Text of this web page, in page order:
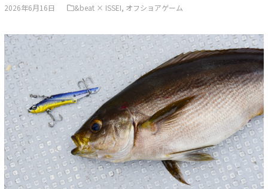
2026年6月16日 &beat × ISSEI, オフショアゲーム